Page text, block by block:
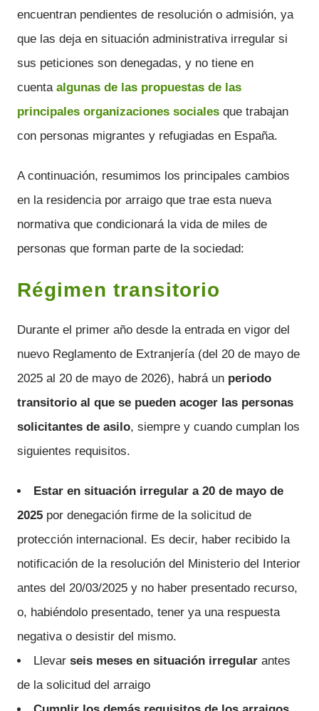
encuentran pendientes de resolución o admisión, ya
que las deja en situación administrativa irregular si
sus peticiones son denegadas, y no tiene en
cuenta algunas de las propuestas de las
principales organizaciones sociales que trabajan
con personas migrantes y refugiadas en España.
A continuación, resumimos los principales cambios
en la residencia por arraigo que trae esta nueva
normativa que condicionará la vida de miles de
personas que forman parte de la sociedad:
Régimen transitorio
Durante el primer año desde la entrada en vigor del
nuevo Reglamento de Extranjería (del 20 de mayo de
2025 al 20 de mayo de 2026), habrá un periodo
transitorio al que se pueden acoger las personas
solicitantes de asilo, siempre y cuando cumplan los
siguientes requisitos.
Estar en situación irregular a 20 de mayo de
2025 por denegación firme de la solicitud de
protección internacional. Es decir, haber recibido la
notificación de la resolución del Ministerio del Interior
antes del 20/03/2025 y no haber presentado recurso,
o, habiéndolo presentado, tener ya una respuesta
negativa o desistir del mismo.
Llevar seis meses en situación irregular antes
de la solicitud del arraigo